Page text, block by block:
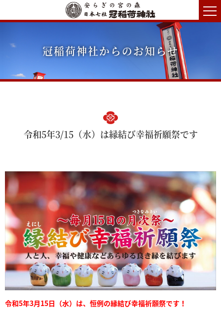
冠稲荷神社からのお知らせ
令和5年3/15（水）は縁結び幸福祈願祭です
令和5年3月15日（水）は、恒例の縁結び幸福祈願祭です！